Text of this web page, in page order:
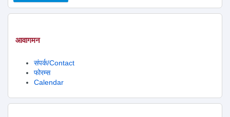
आवागमन
संपर्क/Contact
फोरम्स
Calendar